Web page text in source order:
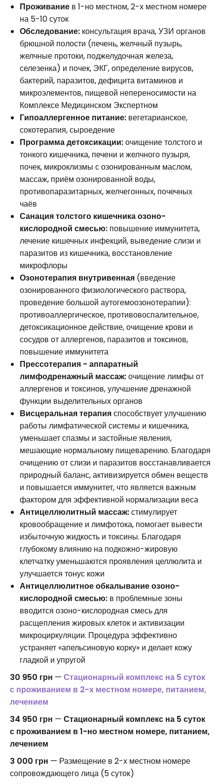
Проживание в 1-но местном, 2-х местном номере
на 5-10 суток
Обследование: консультация врача, УЗИ органов
брюшной полости (печень, желчный пузырь,
желчные протоки, поджелудочная железа,
селезенка) и почек, ЭКГ, определение вирусов,
бактерий, паразитов, дефицита витаминов и
микроэлементов, пищевой непереносимости на
Комплексе Медицинском Экспертном
Гипоаллергенное питание: вегетарианское,
сокотерапия, сыроедение
Программа детоксикации:очищение толстого и
тонкого кишечника, печени и желчного пузыря,
почек, микроклизмы с озонированным маслом,
массаж, приём озонированной воды,
противопаразитарных, желчегонных, почечных
чаёв
Санация толстого кишечника озоно-
кислородной смесью: повышение иммунитета,
лечение кишечных инфекций, выведение слизи и
паразитов из кишечника, восстановление
микрофлоры
Озонотерапия внутривенная (введение
озонированного физиологического раствора,
проведение большой аутогемоозонотерапии):
противоаллергическое, противовоспалительное,
детоксикационное действие, очищение крови и
сосудов от аллергенов, паразитов и токсинов,
повышение иммунитета
Прессотерапия - аппаратный
лимфодренажный массаж:очищение лимфы от
аллергенов и токсинов, улучшение дренажной
функции выделительных органов
Висцеральная терапияспособствует улучшению
работы лимфатической системы и кишечника,
уменьшает спазмы и застойные явления,
мешающие нормальному пищеварению. Благодаря
очищению от слизи и паразитов восстанавливается
природный баланс, активизируется обмен веществ
и повышается иммунитет, что является важным
фактором для эффективной нормализации веса
Антицеллюлитный массаж:стимулирует
кровообращение и лимфотока, помогает вывести
избыточную жидкость и токсины. Благодаря
глубокому влиянию на подкожно-жировую
клетчатку уменьшаются проявления целлюлита и
улучшается тонус кожи
Антицеллюлитное обкалывание озоно-
кислородной смесью: в проблемные зоны
вводится озоно-кислородная смесь для
расщепления жировых клеток и активизации
микроциркуляции. Процедура эффективно
устраняет «апельсиновую корку» и делает кожу
гладкой и упругой
30 950 грн — Стационарный комплекс на 5 суток
с проживанием в 2-х местном номере, питанием,
лечением
34 950 грн — Стационарный комплекс на 5 суток
с проживанием в 1-но местном номере, питанием,
лечением
3 000 грн — Размещение в 2-х местном номере
сопровождающего лица (5 суток)